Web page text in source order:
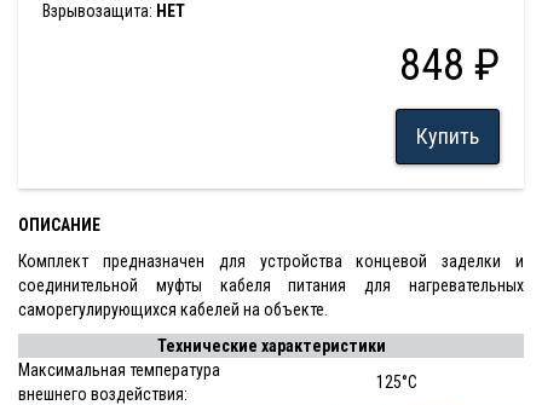
Взрывозащита: НЕТ
848 ₽
Купить
ОПИСАНИЕ
Комплект предназначен для устройства концевой заделки и
соединительной муфты кабеля питания для нагревательных
саморегулирующихся кабелей на объекте.
Технические характеристики
Максимальная температура
внешнего воздействия:
125°С